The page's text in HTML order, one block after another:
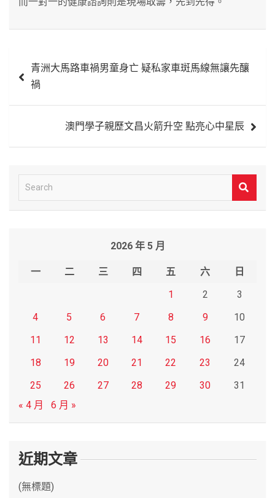
章
青洲大馬路車禍男童身亡 疑私家車斑馬線無讓先釀
禍
澳門學子親歷文昌火箭升空 點亮心中星辰
e
2026 年 5 月
一 二 三 四 五 六
日
1
2
3
4
5 6 7 8 9
10
11
12 13 14 15 16
17
18
19 20 21 22 23
24
25
26 27 28 29 30
31
« 4 月
6 月 »
近期文章
(無標題)